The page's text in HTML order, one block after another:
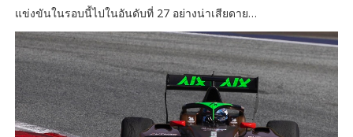
แข่งขันในรอบนี้ไปในอันดับที่ 27 อย่างน่าเสียดาย…